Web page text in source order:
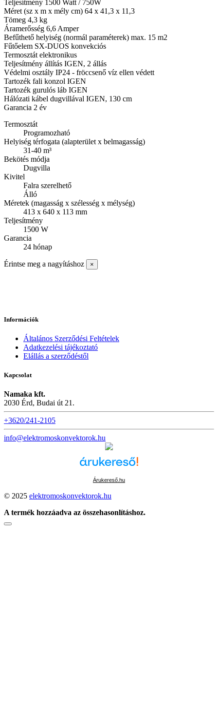
Teljesítmény 1500 Watt / 750W
Méret (sz x m x mély cm) 64 x 41,3 x 11,3
Tömeg 4,3 kg
Áramerősség 6,6 Amper
Befűthető helyiség (normál paraméterek) max. 15 m2
Fűtőelem SX-DUOS konvekciós
Termosztát elektronikus
Teljesítmény állítás IGEN, 2 állás
Védelmi osztály IP24 - fröccsenő víz ellen védett
Tartozék fali konzol IGEN
Tartozék gurulós láb IGEN
Hálózati kábel dugvillával IGEN, 130 cm
Garancia 2 év
Termosztát
Programozható
Helyiség térfogata (alapterület x belmagasság)
31-40 m³
Bekötés módja
Dugvilla
Kivitel
Falra szerelhető
Álló
Méretek (magasság x szélesség x mélység)
413 x 640 x 113 mm
Teljesítmény
1500 W
Garancia
24 hónap
Érintse meg a nagyításhoz ×
Információk
Általános Szerződési Feltételek
Adatkezelési tájékoztató
Elállás a szerződéstől
Kapcsolat
Namaka kft.
2030 Érd, Budai út 21.
+3620/241-2105
info@elektromoskonvektorok.hu
Árukereső.hu
© 2025 elektromoskonvektorok.hu
A termék hozzáadva az összehasonlításhoz.